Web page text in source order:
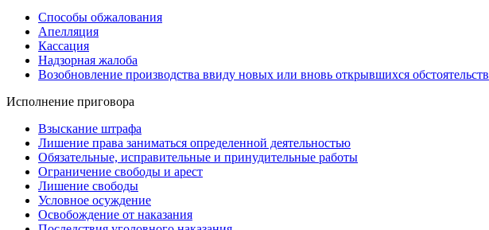
Способы обжалования
Апелляция
Кассация
Надзорная жалоба
Возобновление производства ввиду новых или вновь открывшихся обстоятельств
Исполнение приговора
Взыскание штрафа
Лишение права заниматься определенной деятельностью
Обязательные, исправительные и принудительные работы
Ограничение свободы и арест
Лишение свободы
Условное осуждение
Освобождение от наказания